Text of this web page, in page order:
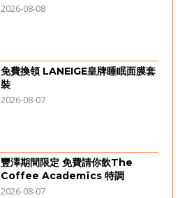
2026-08-08
免費換領 LANEIGE皇牌睡眠面膜套
裝
2026-08-07
豐澤期間限定 免費請你飲The
Coffee Academïcs 特調
2026-08-07